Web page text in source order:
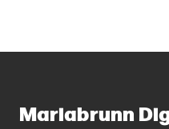
Mariabrunn